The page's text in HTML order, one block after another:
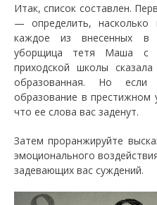
Итак, список составлен.
— определить, насколько
каждое из внесенных в
уборщица тетя Маша с
приходской школы
образованная. Но если
образование в престижном
что ее слова вас заденут.
Затем проранжируйте
эмоционального
задевающих вас суждений.